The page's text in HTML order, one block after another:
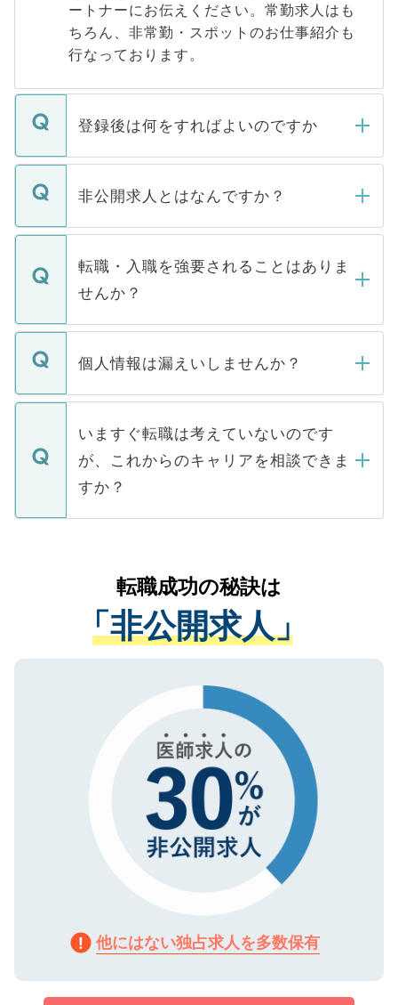
ートナーにお伝えください。常勤求人はも
ちろん、非常勤・スポットのお仕事紹介も
行なっております。
登録後は何をすればよいのですか
ご登録いただきましたら、弊社担当者がご
登録内容を確認し、その後メールもしくは
ます。通常、5営業日以内にはご連絡をせて
いただきますので、しばらくお待ちくださ
非公開求人とはなんですか？
マイナビDOCTORで取り扱っている求人の
うち約3割は、Webサイトからご覧いただ
けない「非公開求人」です。非公開求人は
下記の理由によって、一般には公開してい
ません。
■応募殺到を避けるため 人気のある医療機
関を公にしてしまうと、応募が殺到する場
に、医療機関が求める条件に合った人材の
みを人材紹介会社に依頼するケースが増え
ています。
転職・入職を強要されることはありま
せんか？
転職・入職を強要することは一切ありませ
ん。また、仮に応募先から内定をいただい
定を承諾する必要はありません。内定先へ
の辞退の連絡はキャリアパートナーが行い
個人情報は漏えいしませんか？
個人情報が漏えいすることはありませんの
で、ご安心ください。当サイトからの登録
などで収集したご登録者様の個人情報は、
ご本人のキャリアアップおよび転職活動の
支援を目的に使用いたします。お預かりし
ているすべての個人データはご本人の許可
は、個人情報の取り扱いについての厳密な
管理基準を満たした事業者のみに付与され
る、プライバシーマークを取得済みです。
で、機密保持に関してもご安心ください。
いますぐ転職は考えていないのです
が、これからのキャリアを相談できま
すか？
かがいして、現在の医療機関の状況や紹介
経験をまじえながら、適切なアドバイスを
させていただきます。すぐにご転職をされ
ない方には、長期的なサポートが可能です
ので、まずはご登録ください。
転職成功の秘訣は
「非公開求人」
他にはない独占求人を多数保有